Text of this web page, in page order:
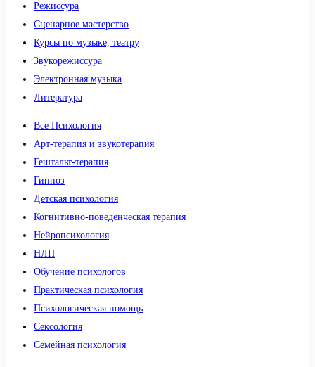
Режиссура
Сценарное мастерство
Курсы по музыке, театру
Звукорежиссура
Электронная музыка
Литература
Все Психология
Арт-терапия и звукотерапия
Гештальт-терапия
Гипноз
Детская психология
Когнитивно-поведенческая терапия
Нейропсихология
НЛП
Обучение психологов
Практическая психология
Психологическая помощь
Сексология
Семейная психология